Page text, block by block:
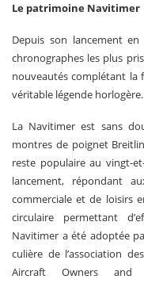
Le patrimoine Navitimer
Depuis son lancement
chronographes les plus
nouveautés complétant la
véritable légende horlogère.
La Navitimer est sans
montres de poignet
reste populaire au vingt-
lancement, répondant
commerciale et de loisirs
circulaire permettant
Navitimer a été adoptée
culière de l’association
Aircraft Owners and